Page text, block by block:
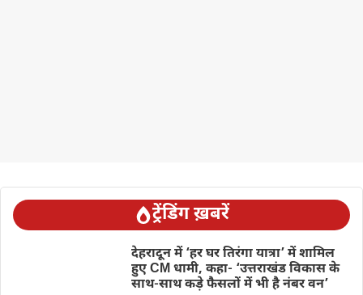
ट्रेंडिंग ख़बरें
देहरादून में ‘हर घर तिरंगा यात्रा’ में शामिल
हुए CM धामी, कहा- ‘उत्तराखंड विकास के
साथ-साथ कड़े फैसलों में भी है नंबर वन’